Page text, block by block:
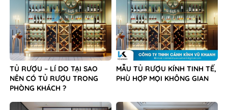
TỦ RƯỢU – LÍ DO TẠI SAO
NÊN CÓ TỦ RƯỢU TRONG
PHÒNG KHÁCH ?
MẪU TỦ RƯỢU KÍNH TINH TẾ,
PHÙ HỢP MỌI KHÔNG GIAN